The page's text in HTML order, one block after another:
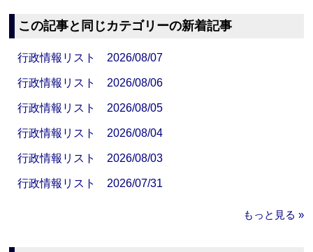
この記事と同じカテゴリーの新着記事
行政情報リスト 2026/08/07
行政情報リスト 2026/08/06
行政情報リスト 2026/08/05
行政情報リスト 2026/08/04
行政情報リスト 2026/08/03
行政情報リスト 2026/07/31
もっと見る »